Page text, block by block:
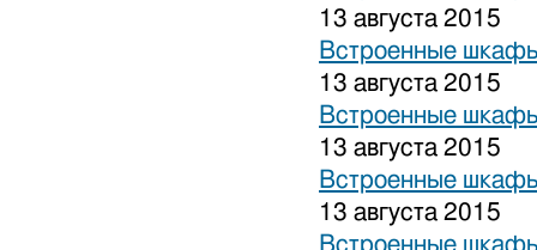
13 августа 2015
Встроенные
13 августа 2015
Встроенные
13 августа 2015
Встроенные
13 августа 2015
Встроенные